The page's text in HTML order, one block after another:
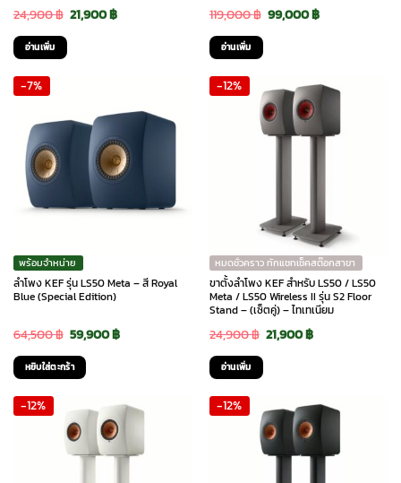
24,900฿ Original
21,900฿Current
อ่านเพิ่ม
119,000฿ Original
119,000 ฿.
99,000฿Current
99,000 ฿.
อ่านเพิ่ม
-7%
พร้อมจำหน่าย
ลำโพง KEF รุ่น LS50 Meta – สี Royal
Blue (Special Edition)
64,500฿ Original
price
was:
64,500 ฿.
59,900฿Current
59,900 ฿.
หยิบใส่ตะกร้า
-12%
หมดชั่วคราว ทักแชทเช็คสต๊อกสาขา
ขาตั้งลำโพง KEF สำหรับ LS50 / LS50
Meta / LS50 Wireless II รุ่น S2 Floor
Stand – (เซ็ตคู่) – ไทเทเนียม
24,900฿ Original
24,900 ฿.
21,900฿Current
21,900 ฿.
อ่านเพิ่ม
-12% -12%